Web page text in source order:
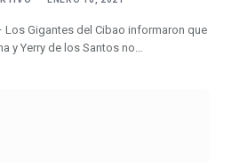
Los Gigantes del Cibao informaron que
y Yerry de los Santos no…